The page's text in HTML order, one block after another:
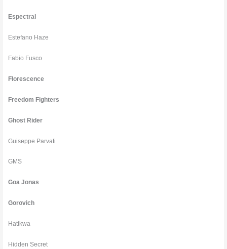
Espectral
Estefano Haze
Fabio Fusco
Florescence
Freedom Fighters
Ghost Rider
Guiseppe Parvati
GMS
Goa Jonas
Gorovich
Hatikwa
Hidden Secret